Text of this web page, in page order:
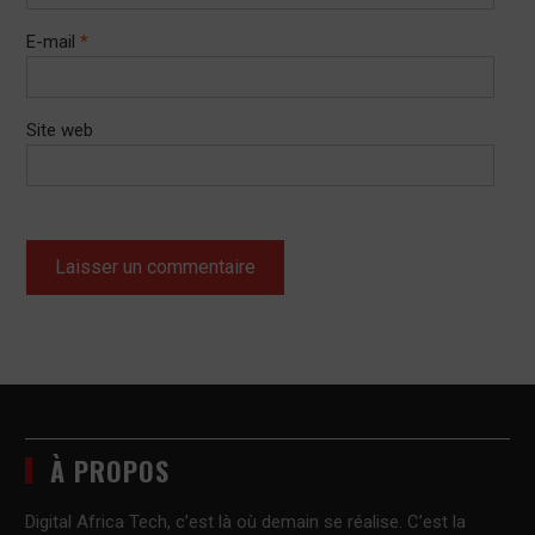
E-mail *
Site web
À PROPOS
Digital Africa Tech, c’est là où demain se réalise. C’est la